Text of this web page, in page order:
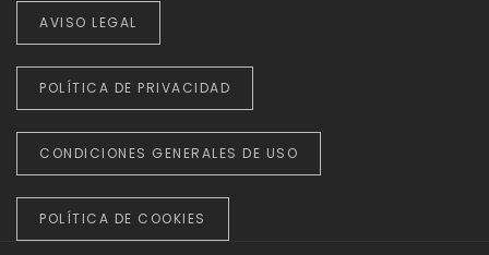
AVISO LEGAL
POLÍTICA DE PRIVACIDAD
CONDICIONES GENERALES DE USO
POLÍTICA DE COOKIES